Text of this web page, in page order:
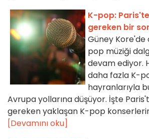
K-pop: Paris'te
gereken bir
Güney Kore'de
pop müziği
devam ediyor.
daha fazla K-
hayranlarıyla
Avrupa yollarına düşüyor. İşte
gereken yaklaşan K-pop
[Devamını oku]